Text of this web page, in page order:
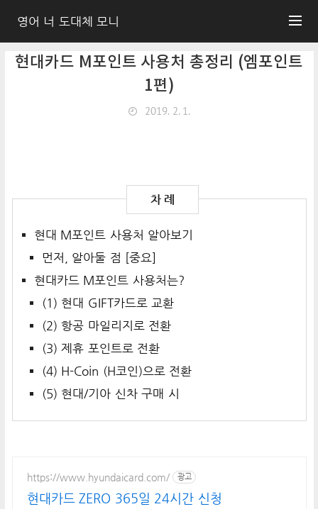
영어 너 도대체 모니
현대카드 M포인트 사용처 총정리 (엠포인트
1편)
2019. 2. 1.
현대 M포인트 사용처 알아보기
먼저, 알아둘 점 [중요]
현대카드 M포인트 사용처는?
(1) 현대 GIFT카드로 교환
(2) 항공 마일리지로 전환
(3) 제휴 포인트로 전환
(4) H-Coin (H코인)으로 전환
(5) 현대/기아 신차 구매 시
https://www.hyundaicard.com/ 광고
현대카드 ZERO 365일 24시간 신청